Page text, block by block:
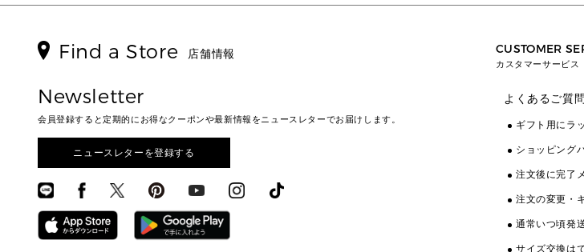
Find a Store 店舗情報
Newsletter
会員登録すると定期的にお得なクーポンや最新情報をニュースレターでお届けします。
ニュースレターを登録する
CUSTOMER
カスタマーサービス
よくあるご質問
ギフト用にラ
ショッピング
注文後に完了
注文の変更・
通常いつ頃発
サイズ交換は